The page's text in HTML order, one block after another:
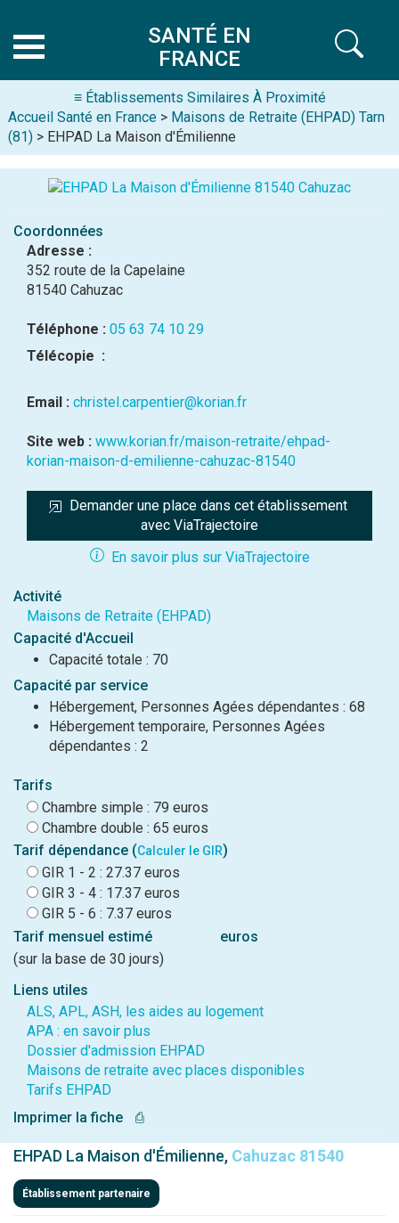
SANTÉ EN
FRANCE
≡ Établissements Similaires À Proximité
Accueil Santé en France > Maisons de Retraite (EHPAD) Tarn
(81) > EHPAD La Maison d'Émilienne
Coordonnées
Adresse :
352 route de la Capelaine
81540 Cahuzac
Téléphone : 05 63 74 10 29
Télécopie :
Email : christel.carpentier@korian.fr
Site web : www.korian.fr/maison-retraite/ehpad-
korian-maison-d-emilienne-cahuzac-81540
Demander une place dans cet établissement
avec ViaTrajectoire
En savoir plus sur ViaTrajectoire
Activité
Maisons de Retraite (EHPAD)
Capacité d'Accueil
Capacité totale : 70
Capacité par service
Hébergement, Personnes Agées dépendantes : 68
Hébergement temporaire, Personnes Agées
dépendantes : 2
Tarifs
Chambre simple : 79 euros
Chambre double : 65 euros
Tarif dépendance (Calculer le GIR)
GIR 1 - 2 : 27.37 euros
GIR 3 - 4 : 17.37 euros
GIR 5 - 6 : 7.37 euros
Tarif mensuel estimé
euros
(sur la base de 30 jours)
Liens utiles
ALS, APL, ASH, les aides au logement
APA : en savoir plus
Dossier d'admission EHPAD
Maisons de retraite avec places disponibles
Tarifs EHPAD
Imprimer la fiche
⎙
EHPAD La Maison d'Émilienne, Cahuzac 81540
Établissement partenaire